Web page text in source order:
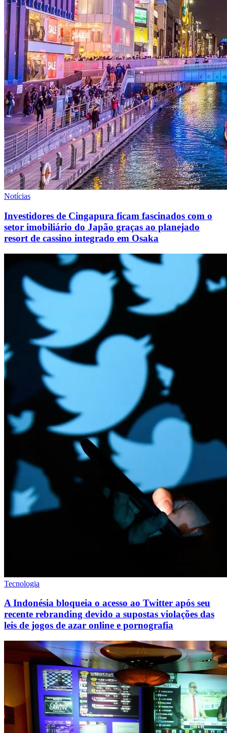
Notícias
Investidores de Cingapura ficam fascinados com o
setor imobiliário do Japão graças ao planejado
resort de cassino integrado em Osaka
Tecnologia
A Indonésia bloqueia o acesso ao Twitter após seu
recente rebranding devido a supostas violações das
leis de jogos de azar online e pornografia